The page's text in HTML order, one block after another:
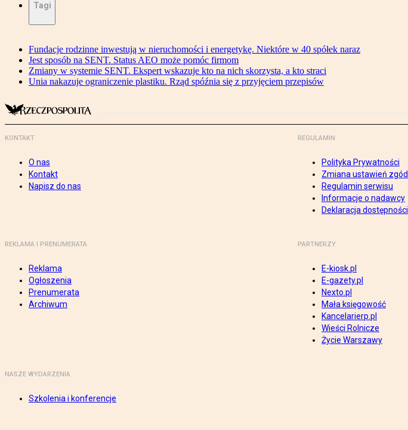
Tagi
Fundacje rodzinne inwestują w nieruchomości i energetykę. Niektóre w 40 spółek naraz
Jest sposób na SENT. Status AEO może pomóc firmom
Zmiany w systemie SENT. Ekspert wskazuje kto na nich skorzysta, a kto straci
Unia nakazuje ograniczenie plastiku. Rząd spóźnia się z przyjęciem przepisów
KONTAKT
O nas
Kontakt
Napisz do nas
REGULAMIN
Polityka Prywatności
Zmiana ustawień zgód
Regulamin serwisu
Informacje o nadawcy
Deklaracja dostępności
REKLAMA I PRENUMERATA
Reklama
Ogłoszenia
Prenumerata
Archiwum
PARTNERZY
E-kiosk.pl
E-gazety.pl
Nexto.pl
Mała księgowość
Kancelarierp.pl
Wieści Rolnicze
Życie Warszawy
NASZE WYDARZENIA
Szkolenia i konferencje